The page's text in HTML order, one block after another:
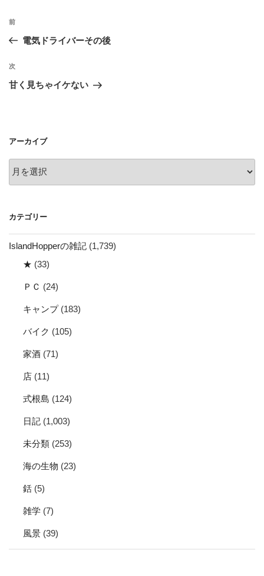
投
ナ
ビ
ゲ
ン
前
の
稿
前
電気ドライバーその後
次
の
次
甘く見ちゃイケない
アーカイブ
ー
ブ
カテゴリー
IslandHopperの雑記 (1,739)
★ (33)
ＰＣ (24)
キャンプ(183)
バイク (105)
家酒 (71)
店 (11)
式根島 (124)
日記 (1,003)
未分類 (253)
海の生物 (23)
銛 (5)
雑学 (7)
風景 (39)